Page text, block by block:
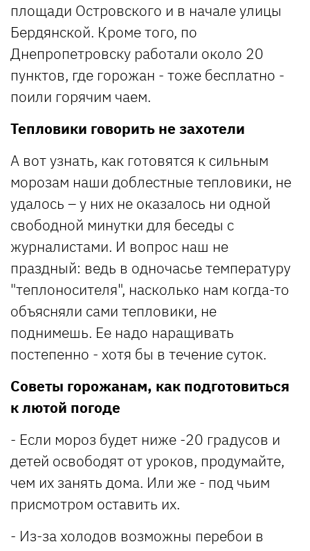
площади Островского и в начале улицы
Бердянской. Кроме того, по
Днепропетровску работали около 20
пунктов, где горожан - тоже бесплатно -
поили горячим чаем.
Тепловики говорить не захотели
А вот узнать, как готовятся к сильным
морозам наши доблестные тепловики, не
удалось – у них не оказалось ни одной
свободной минутки для беседы с
журналистами. И вопрос наш не
праздный: ведь в одночасье температуру
"теплоносителя", насколько нам когда-то
объясняли сами тепловики, не
поднимешь. Ее надо наращивать
постепенно - хотя бы в течение суток.
Советы горожанам, как подготовиться
к лютой погоде
- Если мороз будет ниже -20 градусов и
детей освободят от уроков, продумайте,
чем их занять дома. Или же - под чьим
присмотром оставить их.
- Из-за холодов возможны перебои в